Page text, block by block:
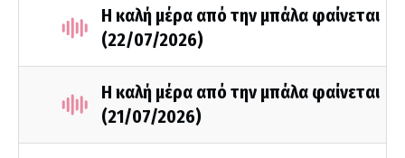
Η καλή μέρα από την μπάλα φαίνεται
(22/07/2026)
Η καλή μέρα από την μπάλα φαίνεται
(21/07/2026)